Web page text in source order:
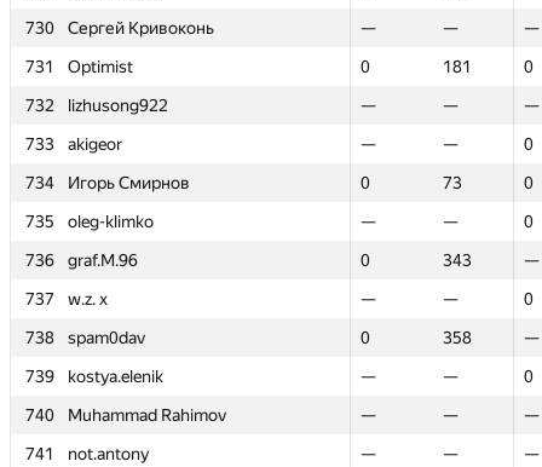
730
Сергей Кривоконь — —
—
731
Optimist 0 181
0
732
lizhusong922 — —
—
733
akigeor — —
0
734
Игорь Смирнов 0 73
0
735
oleg-klimko — —
0
736
graf.M.96 0 343
—
737
w.z. x — —
0
738
spam0dav 0 358
—
739
kostya.elenik — —
0
740
Muhammad Rahimov — —
—
741
not.antony — —
—
730
Сергей Кривоконь — —
—
731
Optimist 0 181
0
732
lizhusong922 — —
—
733
akigeor — —
0
734
Игорь Смирнов 0 73
0
735
oleg-klimko — —
0
736
graf.M.96 0 343
—
737
w.z. x — —
0
738
spam0dav 0 358
—
739
kostya.elenik — —
0
740
Muhammad Rahimov — —
—
741
not.antony — —
—